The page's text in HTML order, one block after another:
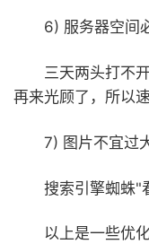
6) 服务器空间
三天两头打不
再来光顾了，所以
7) 图片不宜过
搜索引擎蜘蛛"
以上是一些优